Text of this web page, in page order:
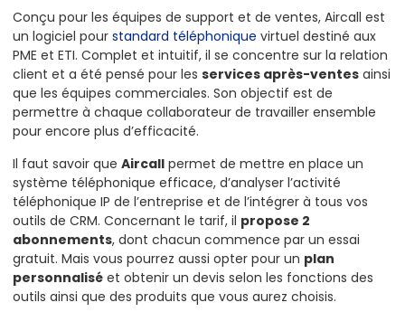
Conçu pour les équipes de support et de ventes, Aircall est
un logiciel pour standard téléphonique virtuel destiné aux
PME et ETI. Complet et intuitif, il se concentre sur la relation
client et a été pensé pour les services après-ventes ainsi
que les équipes commerciales. Son objectif est de
permettre à chaque collaborateur de travailler ensemble
pour encore plus d’efficacité.
Il faut savoir que Aircall permet de mettre en place un
système téléphonique efficace, d’analyser l’activité
téléphonique IP de l’entreprise et de l’intégrer à tous vos
outils de CRM. Concernant le tarif, il propose 2
abonnements, dont chacun commence par un essai
gratuit. Mais vous pourrez aussi opter pour un plan
personnalisé et obtenir un devis selon les fonctions des
outils ainsi que des produits que vous aurez choisis.